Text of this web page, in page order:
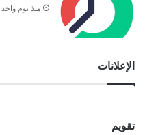
منذ يوم واحد
الإعلانات
تقويم